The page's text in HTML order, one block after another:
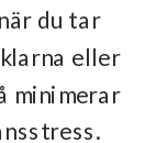
du tar
eller
minimerar